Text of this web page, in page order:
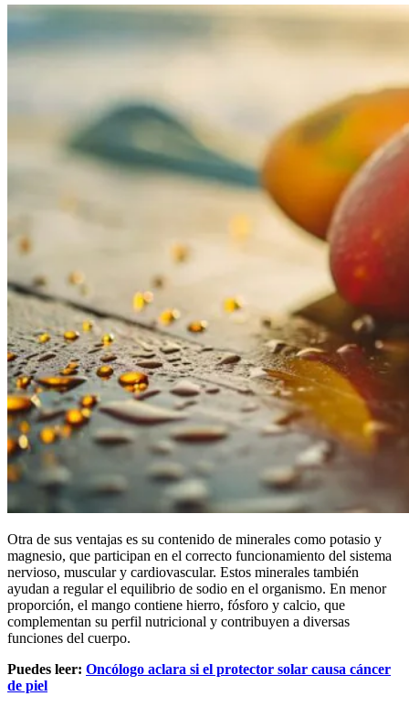
Otra de sus ventajas es su contenido de minerales como potasio y
magnesio, que participan en el correcto funcionamiento del sistema
nervioso, muscular y cardiovascular. Estos minerales también
ayudan a regular el equilibrio de sodio en el organismo. En menor
proporción, el mango contiene hierro, fósforo y calcio, que
complementan su perfil nutricional y contribuyen a diversas
funciones del cuerpo.
Puedes leer: Oncólogo aclara si el protector solar causa cáncer
de piel